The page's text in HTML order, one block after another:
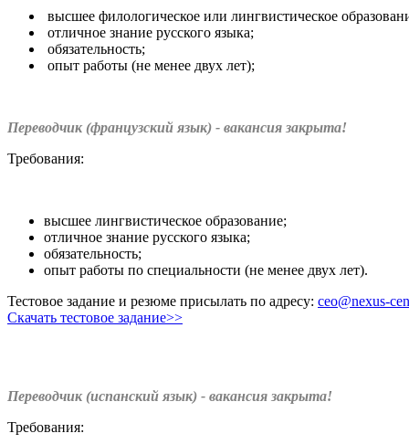
высшее филологическое или лингвистическое
отличное знание русского языка;
обязательность;
опыт работы (не менее двух лет);
Переводчик (французский язык) - вакансия закрыта!
Требования:
высшее лингвистическое образование;
отличное знание русского языка;
обязательность;
опыт работы по специальности (не менее двух лет).
Тестовое задание и резюме присылать по адресу: ceo@nexus-
Скачать тестовое задание>>
Переводчик (испанский язык) - вакансия закрыта!
Требования: